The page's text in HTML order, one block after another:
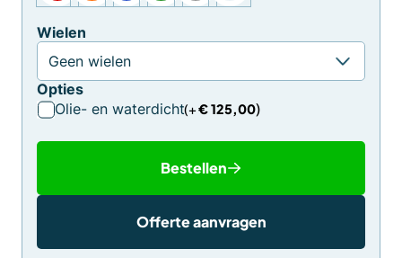
Wielen
Opties
Olie- en waterdicht
€125,00
Bestellen
Offerte aanvragen